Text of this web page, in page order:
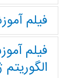
فیلم
فیلم